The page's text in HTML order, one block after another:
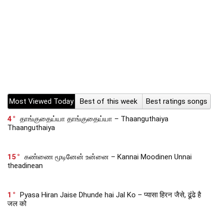
Most Viewed Today Best of this week
Best ratings songs
4
தாங்குதைய்யா தாங்குதைய்யா – Thaanguthaiya
Thaanguthaiya
15
கண்ணை மூடினேன் உன்னை – Kannai Moodinen Unnai
theadinean
1
Pyasa Hiran Jaise Dhunde hai Jal Ko – प्यासा हिरन जैसे, ढूंढे है
जल को